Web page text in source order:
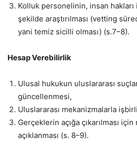
Kolluk personelinin, insan hakları
şekilde araştırılması (vetting
yani temiz sicilli olması) (s.7–8).
Hesap Verebilirlik
Ulusal hukukun uluslararası
güncellenmesi,
Uluslararası mekanizmalarla
Gerçeklerin açığa çıkarılması
açıklanması (s. 8–9).